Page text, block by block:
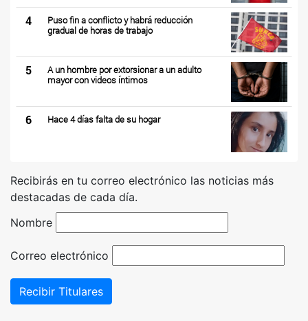
4
Puso fin a conflicto y habrá reducción
gradual de horas de trabajo
5
A un hombre por extorsionar a un adulto
mayor con videos íntimos
6 Hace 4 días falta de su hogar
Recibirás en tu correo electrónico las noticias más
destacadas de cada día.
Nombre
Correo electrónico
Recibir Titulares